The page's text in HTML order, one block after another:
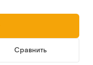
Сравнить